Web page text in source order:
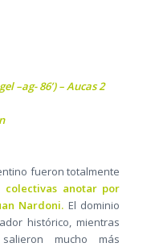
–ag- 86’) – Aucas 2
fueron totalmente
colectivas anotar por
Nardoni. El dominio
histórico, mientras
mucho más